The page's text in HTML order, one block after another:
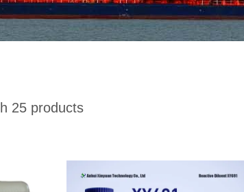
25 products